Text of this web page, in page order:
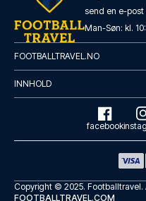
LES MER OM HOTELLET
send en e-post
Man-Søn: kl.
FOOTBALLTRAVEL.NO
INNHOLD
facebook
Copyright © 2025. Footballtravel.
FOOTBALLTRAVEL.COM